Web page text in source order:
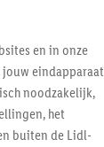
en in onze
eindapparaat
noodzakelijk,
het
buiten de Lidl-